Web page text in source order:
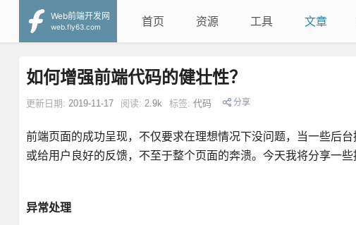
Web前端开发网
web.fly63.com
首页 资源 工具 文章
如何增强前端代码的健壮性？
更新日期: 2019-11-17 阅读: 2.9k 标签: 代码 分享
前端页面的成功呈现，不仅要求在理想情况下没问题，当一些后
或给用户良好的反馈，不至于整个页面的奔溃。今天我将分享一些
异常处理